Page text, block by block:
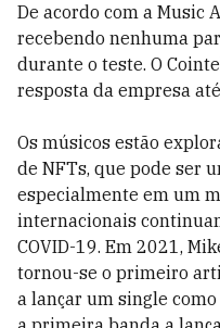
De acordo com a Music
recebendo nenhuma
durante o teste. O
resposta da empresa
Os músicos estão
de NFTs, que pode ser
especialmente em um
internacionais
COVID-19. Em 2021,
tornou-se o primeiro
a lançar um single